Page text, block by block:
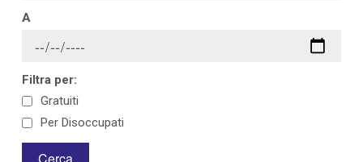
A
Filtra per:
Gratuiti
Per Disoccupati